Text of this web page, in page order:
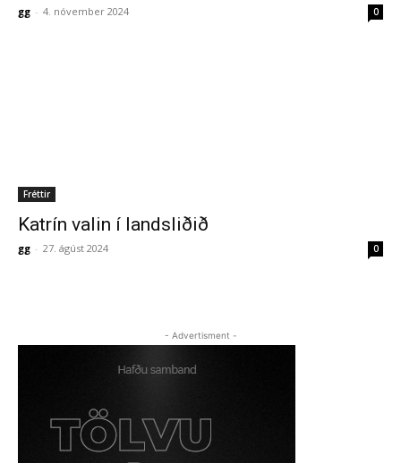
gg - 4. nóvember 2024 0
Fréttir
Katrín valin í landsliðið
gg - 27. ágúst 2024 0
- Advertisment -